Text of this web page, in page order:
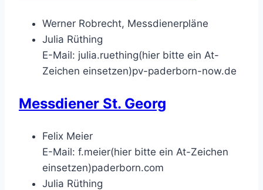
Werner Robrecht, Messdienerpläne
Julia Rüthing
E-Mail: julia.ruething(hier bitte ein At-
Zeichen einsetzen)pv-paderborn-now.de
Messdiener St. Georg
Felix Meier
E-Mail: f.meier(hier bitte ein At-Zeichen
einsetzen)paderborn.com
Julia Rüthing